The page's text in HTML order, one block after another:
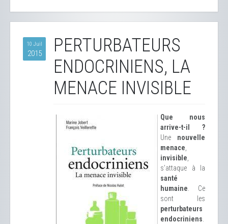
10 Juil
2015
PERTURBATEURS
ENDOCRINIENS, LA
MENACE INVISIBLE
Que nous
arrive-t-il ?
Une nouvelle
menace
invisible
s’attaque à la
santé
humaine . Ce
sont les
perturbateurs
endocriniens